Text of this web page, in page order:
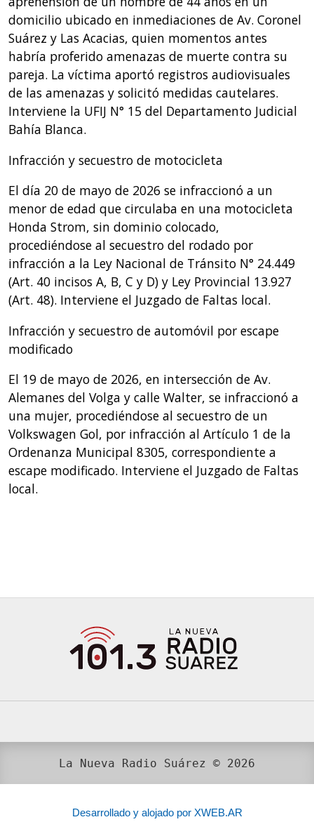
domicilio ubicado en inmediaciones de Av. Coronel
Suárez y Las Acacias, quien momentos antes
habría proferido amenazas de muerte contra su
pareja. La víctima aportó registros audiovisuales
de las amenazas y solicitó medidas cautelares.
Interviene la UFIJ N° 15 del Departamento Judicial
Bahía Blanca.
Infracción y secuestro de motocicleta
El día 20 de mayo de 2026 se infraccionó a un
menor de edad que circulaba en una motocicleta
Honda Strom, sin dominio colocado,
procediéndose al secuestro del rodado por
infracción a la Ley Nacional de Tránsito N° 24.449
(Art. 40 incisos A, B, C y D) y Ley Provincial 13.927
(Art. 48). Interviene el Juzgado de Faltas local.
Infracción y secuestro de automóvil por escape
modificado
El 19 de mayo de 2026, en intersección de Av.
Alemanes del Volga y calle Walter, se infraccionó a
una mujer, procediéndose al secuestro de un
Volkswagen Gol, por infracción al Artículo 1 de la
Ordenanza Municipal 8305, correspondiente a
escape modificado. Interviene el Juzgado de Faltas
local.
La Nueva Radio Suárez © 2026
Desarrollado y alojado por XWEB.AR